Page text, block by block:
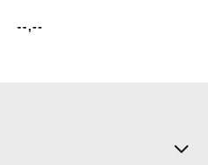
Cena:
--,--